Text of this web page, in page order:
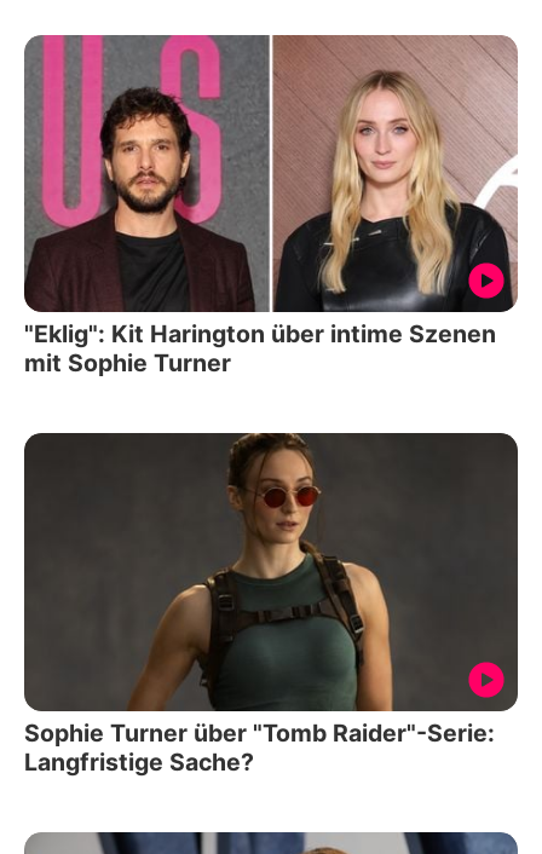
"Eklig": Kit Harington über intime Szenen
mit Sophie Turner
Sophie Turner über "Tomb Raider"-Serie:
Langfristige Sache?